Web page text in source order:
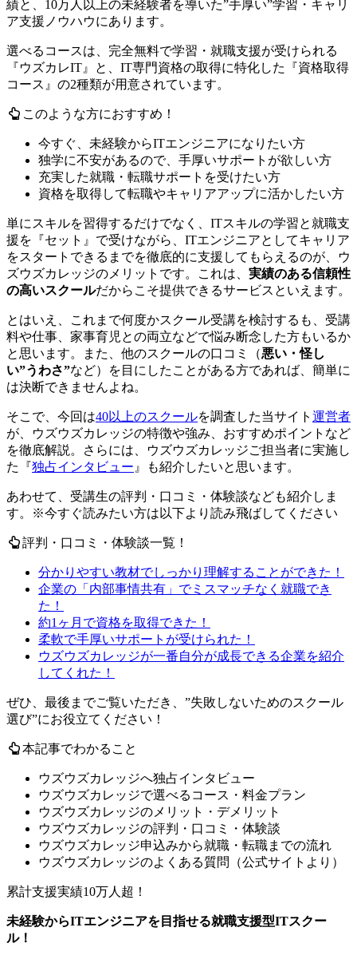
績と、10万人以上の未経験者を導いた”手厚い”学習・キャリ
ア支援ノウハウにあります。
選べるコースは、完全無料で学習・就職支援が受けられる
『ウズカレIT』と、IT専門資格の取得に特化した『資格取得
コース』の2種類が用意されています。
このような方におすすめ！
今すぐ、未経験からITエンジニアになりたい方
独学に不安があるので、手厚いサポートが欲しい方
充実した就職・転職サポートを受けたい方
資格を取得して転職やキャリアアップに活かしたい方
単にスキルを習得するだけでなく、ITスキルの学習と就職支
援を『セット』で受けながら、 ITエンジニアとしてキャリア
をスタートできるまでを徹底的に支援 してもらえるのが、ウ
ズウズカレッジのメリットです。これは、 実績のある信頼性
の高いスクールだからこそ提供できるサービスといえます。
とはいえ、これまで何度かスクール受講を検討するも、 受講
料や仕事、家事育児との両立などで悩み断念 した方もいるか
と思います。また、他のスクールの口コミ（悪い・怪し
い”うわさ”など）を目にしたことがある方であれば、簡単に
は決断できませんよね。
そこで、今回は40以上のスクールを調査した当サイト 運営者
が、ウズウズカレッジの特徴や強み、おすすめポイントなど
を徹底解説。さらには、
ウズウズカレッジご担当者に実施し
た『独占インタビュー 』も紹介 したいと思います。
あわせて、受講生の評判・口コミ・体験談なども紹介しま
す。
※今すぐ読みたい方は以下より読み飛ばしてください
評判・口コミ・体験談一覧！
分かりやすい教材でしっかり理解することができた！
企業の「内部事情共有」でミスマッチなく就職でき
た！
約1ヶ月で資格を取得できた！
柔軟で手厚いサポートが受けられた！
ウズウズカレッジが一番自分が成長できる企業を紹介
してくれた！
ぜひ、最後までご覧いただき、”失敗しないためのスクール
選び”にお役立てください！
本記事でわかること
ウズウズカレッジへ独占インタビュー
ウズウズカレッジで選べるコース・料金プラン
ウズウズカレッジのメリット・デメリット
ウズウズカレッジの評判・口コミ・体験談
ウズウズカレッジ申込みから就職・転職までの流れ
ウズウズカレッジのよくある質問（公式サイトより）
累計支援実績10万人超！
未経験からITエンジニアを目指せる就職支援型ITスクー
ル！